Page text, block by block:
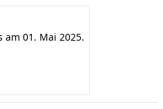
am 01. Mai 2025.